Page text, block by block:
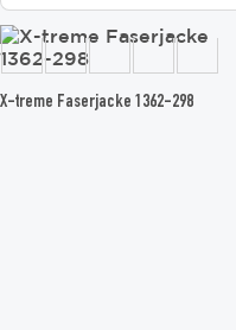
der
Produktseite
gewählt
X-treme Faserjacke 1362-298
Dieses
Produkt
weist
mehrere